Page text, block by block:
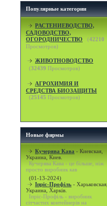
Популярные категории
РАСТЕНИЕВОДСТВО,
САДОВОДСТВО,
ОГОРОДНИЧЕСТВО
(42210
Просмотров)
ЖИВОТНОВОДСТВО
(32439 Просмотров)
АГРОХИМИЯ И
СРЕДСТВА БИОЗАЩИТЫ
(25145 Просмотров)
Новые фирмы
Кучерява Кава - Киевская,
Украина, Киев.
Кучерява Кава - це більше, ніж
просто виробник кав
(01-13-2024)
Іпріс-Профіль - Харьковская,
Украина, Харків.
Іпріс-Профіль - виробник
сітчастих контейнерів на